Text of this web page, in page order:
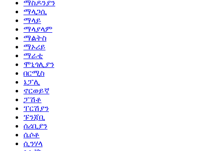
ማስዶንያን
ማላጋሲ
ማላይ
ማላያላም
ማልትስ
ማኦሪይ
ማራቲ
ሞኒጎሊያን
በርሚስ
ኔፓሊ
ኖርወይኛ
ፓሽቶ
ፐርሽያን
ፑንጃቢ
ሰሪቢያን
ሴሶቶ
ሲንሃላ